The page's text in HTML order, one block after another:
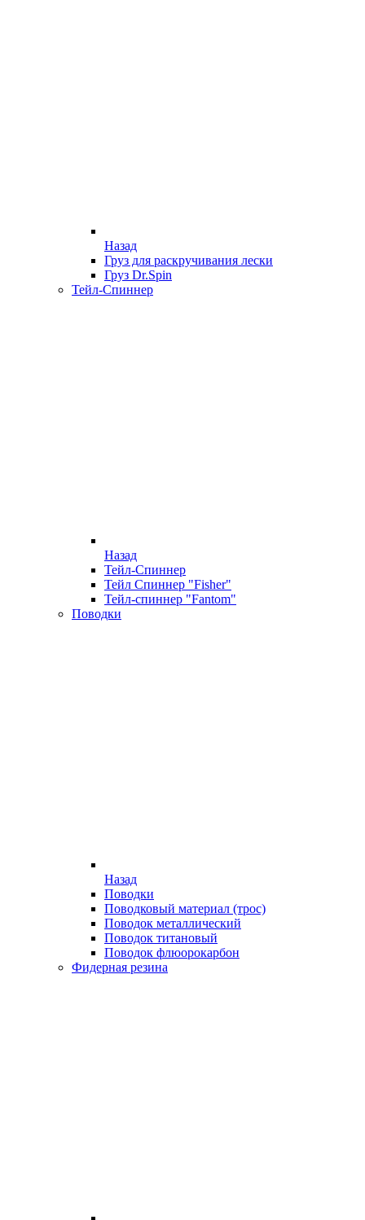
Назад
Груз для раскручивания лески
Груз Dr.Spin
Тейл-Спиннер
Назад
Тейл-Спиннер
Тейл Спиннер "Fisher"
Тейл-спиннер "Fantom"
Поводки
Назад
Поводки
Поводковый материал (трос)
Поводок металлический
Поводок титановый
Поводок флюорокарбон
Фидерная резина